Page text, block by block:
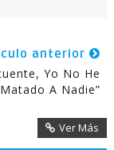
anterior
Yo No He
Matado A Nadie”
Ver Más